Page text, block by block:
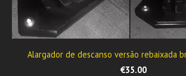
Alargador de descanso versão rebaixada
€35.00